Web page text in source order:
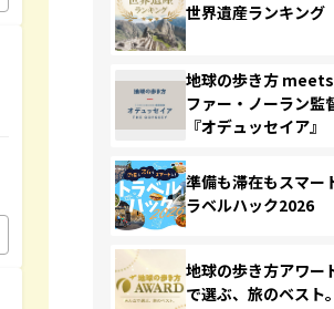
世界遺産ランキング
地球の歩き方
ファー・ノーラン監
『オデュッセイア』
準備も滞在もスマ
ラベルハック2026
地球の歩き方アワ
で選ぶ、旅のベスト。